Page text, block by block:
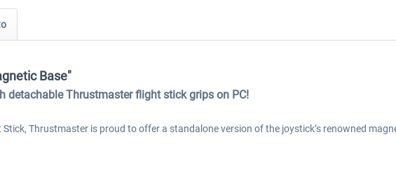
Base"
detachable Thrustmaster flight stick grips on PC!
Thrustmaster is proud to offer a standalone version of the joystick’s renowned